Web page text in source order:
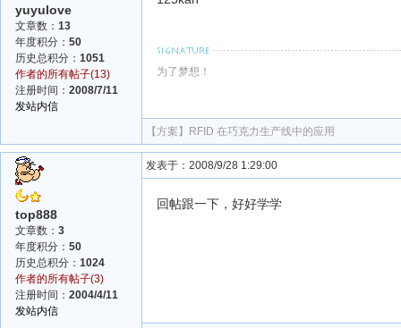
yuyulove
文章数： 13
年度积分： 50
历史总积分： 1051
作者的所有帖子(13)
注册时间： 2008/7/11
发站内信
为了梦想！
【方案】 RFID 在巧克力生产线中的应用
top888
文章数： 3
年度积分： 50
历史总积分： 1024
作者的所有帖子(3)
注册时间： 2004/4/11
发站内信
发表于：2008/9/28 1:29:00
回帖跟一下，好好学学